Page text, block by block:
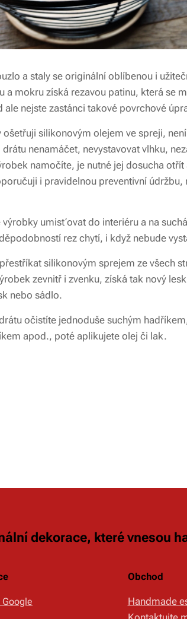
a staly se originální oblíbenou i
a mokru získá rezavou patinu, která se
nejste zastánci takové povrchové
silikonovým olejem ve spreji,
nenamáčet, nevystavovat vlhku,
namočíte, je nutné jej dosucha
i pravidelnou preventivní
umisťovat do interiéru a na
rez chytí, i když nebude
silikonovým sprejem ze všech
zevnitř i zvenku, získá tak nový
nebo sádlo.
očistíte jednoduše suchým
apod., poté aplikujete olej či lak.
dekorace, které vnesou
Google
Obchod
Handmade